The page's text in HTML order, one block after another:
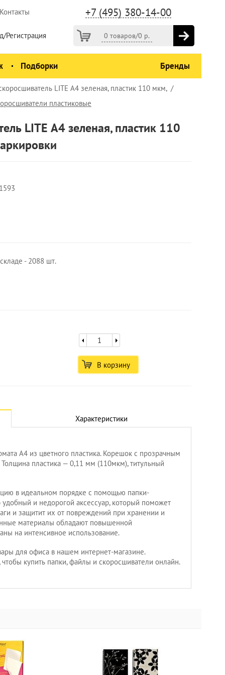
+7 (495) 380-14-00
Контакты
0 товаров/0 р.
Регистрация
Подборки Бренды
LITE А4 зеленая, пластик 110 мкм,
пластиковые
LITE А4 зеленая, пластик 110
- 2088 шт.
В корзину
Характеристики
А4 из цветного пластика. Корешок с прозрачным
пластика — 0,11 мм (110мкм), титульный
в идеальном порядке с помощью папки-
и недорогой аксессуар, который поможет
и защитит их от повреждений при хранении и
материалы обладают повышенной
на интенсивное использование.
для офиса в нашем интернет-магазине.
купить папки, файлы и скоросшиватели онлайн.